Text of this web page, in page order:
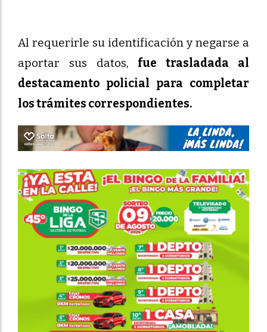
Al requerirle su identificación y negarse a
aportar sus datos, fue trasladada al
destacamento policial para completar
los trámites correspondientes.